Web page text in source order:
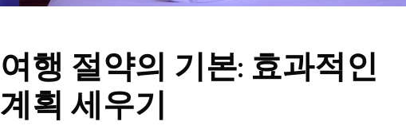
여행 절약의 기본: 효과적인
계획 세우기